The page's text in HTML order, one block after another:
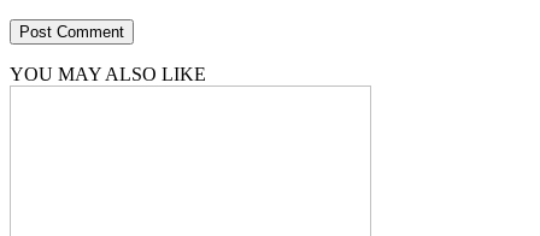
YOU MAY ALSO LIKE